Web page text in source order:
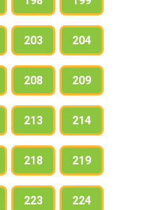
203 204
208 209
213 214
218 219
223 224